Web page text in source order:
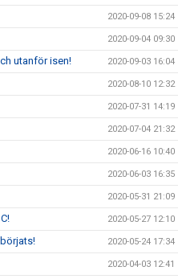
2020-09-08 15:24
2020-09-04 09:30
utanför isen! 2020-09-03 16:04
2020-08-10 12:32
2020-07-31 14:19
2020-07-04 21:32
2020-06-16 10:40
2020-06-03 16:35
2020-05-31 21:09
2020-05-27 12:10
2020-05-24 17:34
2020-04-03 12:41